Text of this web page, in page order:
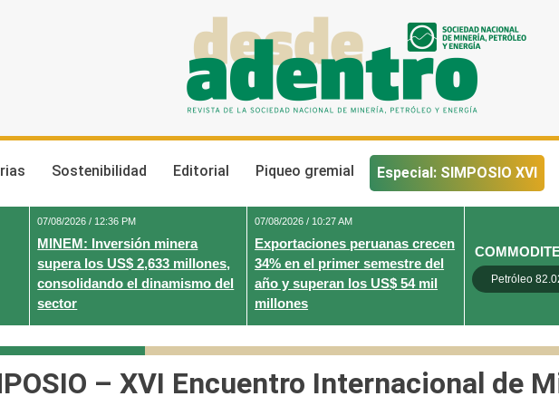
Sostenibilidad Editorial Piqueo gremial Especial: SIMPOSIO XVI
07/08/2026 / 12:36 PM
MINEM: Inversión minera
supera los US$ 2,633 millones,
consolidando el dinamismo del
sector
07/08/2026 / 10:27 AM
Exportaciones peruanas crecen
34% en el primer semestre del
año y superan los US$ 54 mil
millones
Petróleo
– XVI Encuentro Internacional de